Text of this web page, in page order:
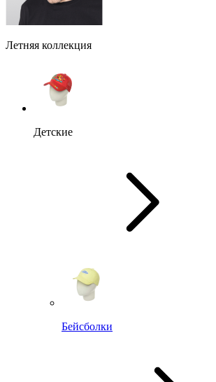
Летняя коллекция
Детские
Бейсболки